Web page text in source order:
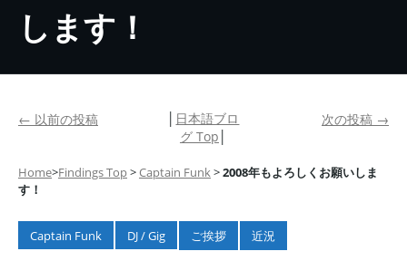
します！
← 以前の投稿
日本語ブロ
グ Top
次の投稿 →
Home>Findings Top>Captain Funk>2008年もよろしくお願いしま
す！
Captain Funk DJ / Gig ご挨拶 近況